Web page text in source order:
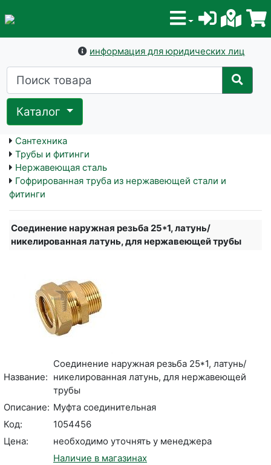
информация для юридических лиц
Каталог
Сантехника
Трубы и фитинги
Нержавеющая сталь
Гофрированная труба из нержавеющей стали и
фитинги
Соединение наружная резьба 25*1, латунь/
никелированная латунь, для нержавеющей трубы
Название:
Соединение наружная резьба 25*1, латунь/
никелированная латунь, для нержавеющей
трубы
Описание: Муфта соединительная
Код:
1054456
Цена:
необходимо уточнять у менеджера
Наличие в магазинах